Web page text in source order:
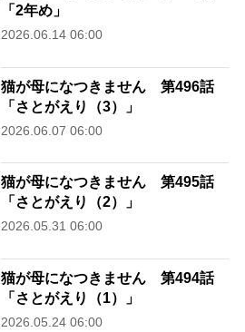
「2年め」
2026.06.14 06:00
猫が母になつきません 第496話
「さとがえり（3）」
2026.06.07 06:00
猫が母になつきません 第495話
「さとがえり（2）」
2026.05.31 06:00
猫が母になつきません 第494話
「さとがえり（1）」
2026.05.24 06:00